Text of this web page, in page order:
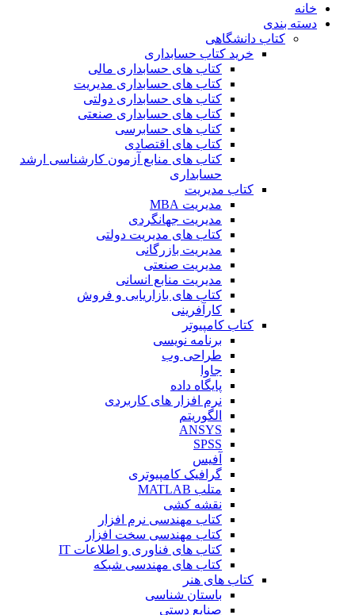
خانه
دسته بندی
کتاب دانشگاهی
خرید کتاب حسابداری
کتاب های حسابداری مالی
کتاب های حسابداری مدیریت
کتاب های حسابداری دولتی
کتاب های حسابداری صنعتی
کتاب های حسابرسی
کتاب های اقتصادی
کتاب های منابع آزمون کارشناسی ارشد
حسابداری
کتاب مدیریت
مدیریت MBA
مدیریت جهانگردی
کتاب های مدیریت دولتی
مدیریت بازرگانی
مدیریت صنعتی
مدیریت منابع انسانی
کتاب های بازاریابی و فروش
کارآفرینی
کتاب کامپیوتر
برنامه نویسی
طراحی وب
جاوا
پایگاه داده
نرم افزار های کاربردی
الگوریتم
ANSYS
SPSS
آفیس
گرافیک کامپیوتری
متلب MATLAB
نقشه کشی
کتاب مهندسی نرم افزار
کتاب مهندسی سخت افزار
کتاب های فناوری و اطلاعات IT
کتاب های مهندسی شبکه
کتاب های هنر
باستان شناسی
صنایع دستی